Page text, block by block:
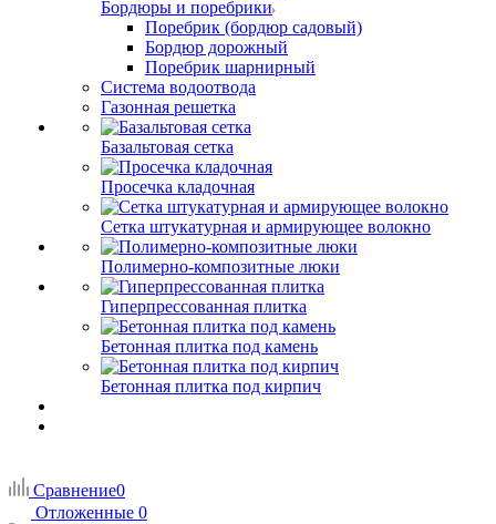
Бордюры и поребрики
Поребрик (бордюр садовый)
Бордюр дорожный
Поребрик шарнирный
Система водоотвода
Газонная решетка
Базальтовая сетка
Просечка кладочная
Сетка штукатурная и армирующее волокно
Полимерно-композитные люки
Гиперпрессованная плитка
Бетонная плитка под камень
Бетонная плитка под кирпич
Сравнение0
Отложенные 0